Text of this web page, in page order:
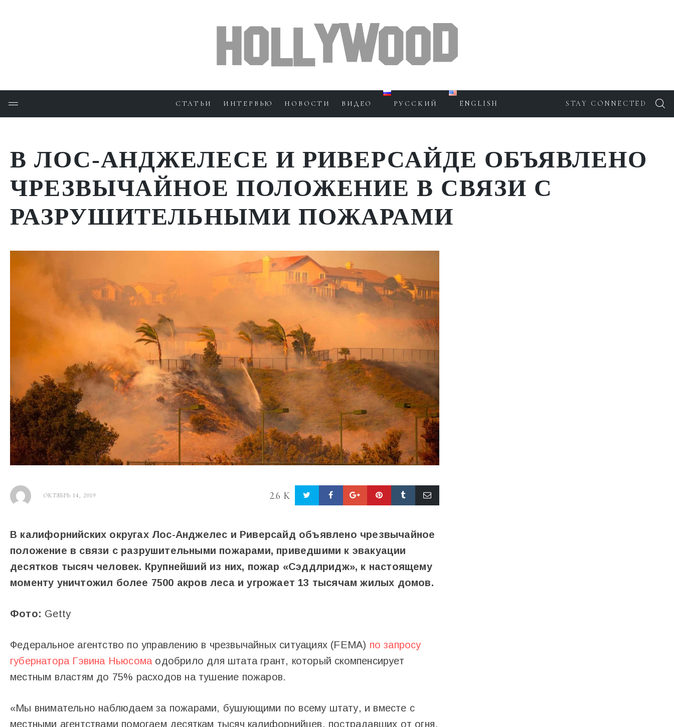
СТАТЬИ ИНТЕРВЬЮ НОВОСТИ ВИДЕО РУССКИЙ ENGLISH STAY CONNECTED
В ЛОС-АНДЖЕЛЕСЕ И РИВЕРСАЙДЕ ОБЪЯВЛЕНО
ЧРЕЗВЫЧАЙНОЕ ПОЛОЖЕНИЕ В СВЯЗИ С
РАЗРУШИТЕЛЬНЫМИ ПОЖАРАМИ
ОКТЯБРЬ 14, 2019 2.6 K
В калифорнийских округах Лос-Анджелес и Риверсайд объявлено чрезвычайное
положение в связи с разрушительными пожарами, приведшими к эвакуации
десятков тысяч человек. Крупнейший из них, пожар «Сэддлридж», к настоящему
моменту уничтожил более 7500 акров леса и угрожает 13 тысячам жилых домов.
Фото: Getty
Федеральное агентство по управлению в чрезвычайных ситуациях (FEMA) по запросу
губернатора Гэвина Ньюсомаодобрило для штата грант, который скомпенсирует
местным властям до 75% расходов на тушение пожаров.
«Мы внимательно наблюдаем за пожарами, бушующими по всему штату, и вместе с
местными агентствами помогаем десяткам тысяч калифорнийцев, пострадавших от огня,